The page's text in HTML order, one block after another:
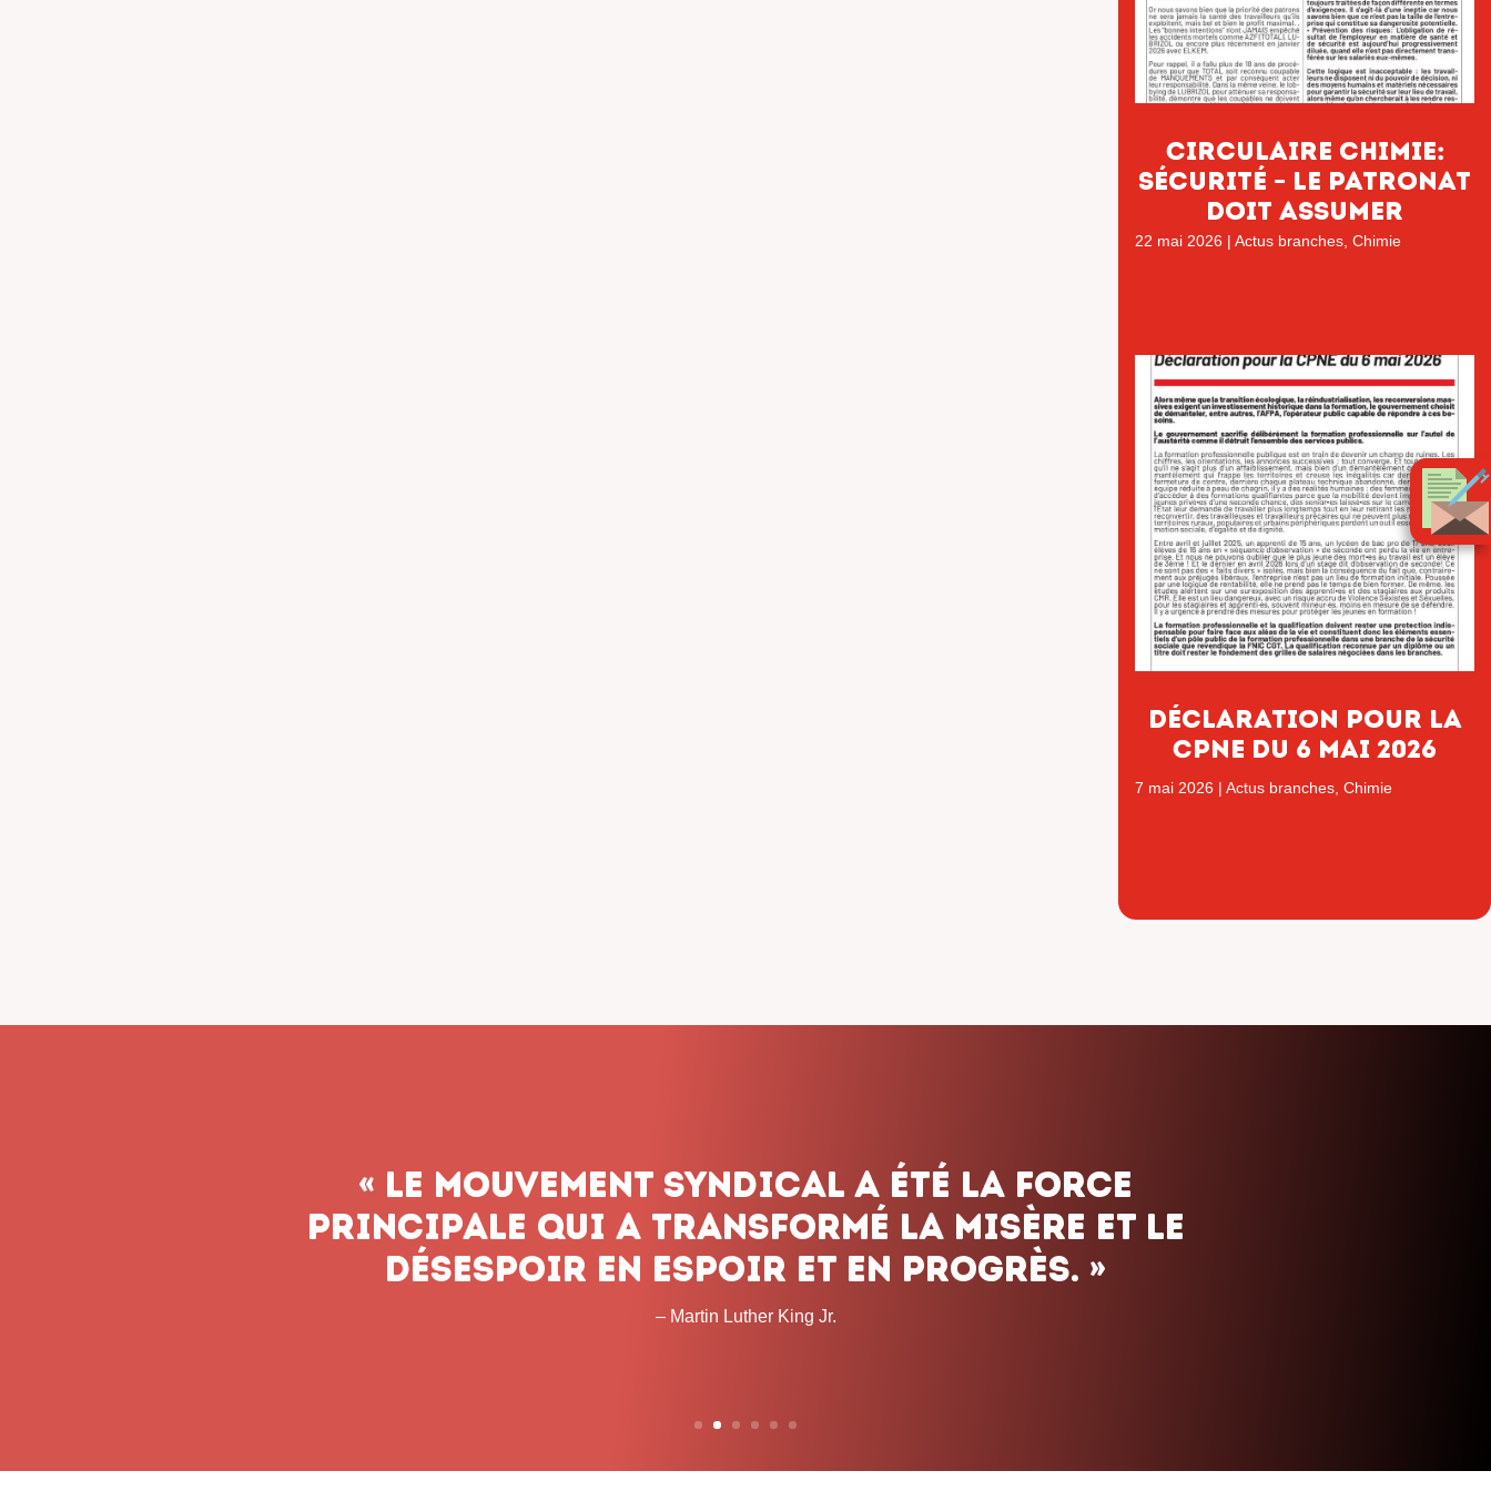
Circulaire chimie:
Sécurité – Le patronat
doit assumer
22 mai 2026 | Actus branches Chimie
Déclaration pour la
CPNE du 6 mai 2026
7 mai 2026 | Actus branches, Chimie
« Le syndicalisme ne renonce jamais. Nous
n’abandonnons pas le combat, quels que
soient les obstacles et peu importe le
temps que cela prendra. »